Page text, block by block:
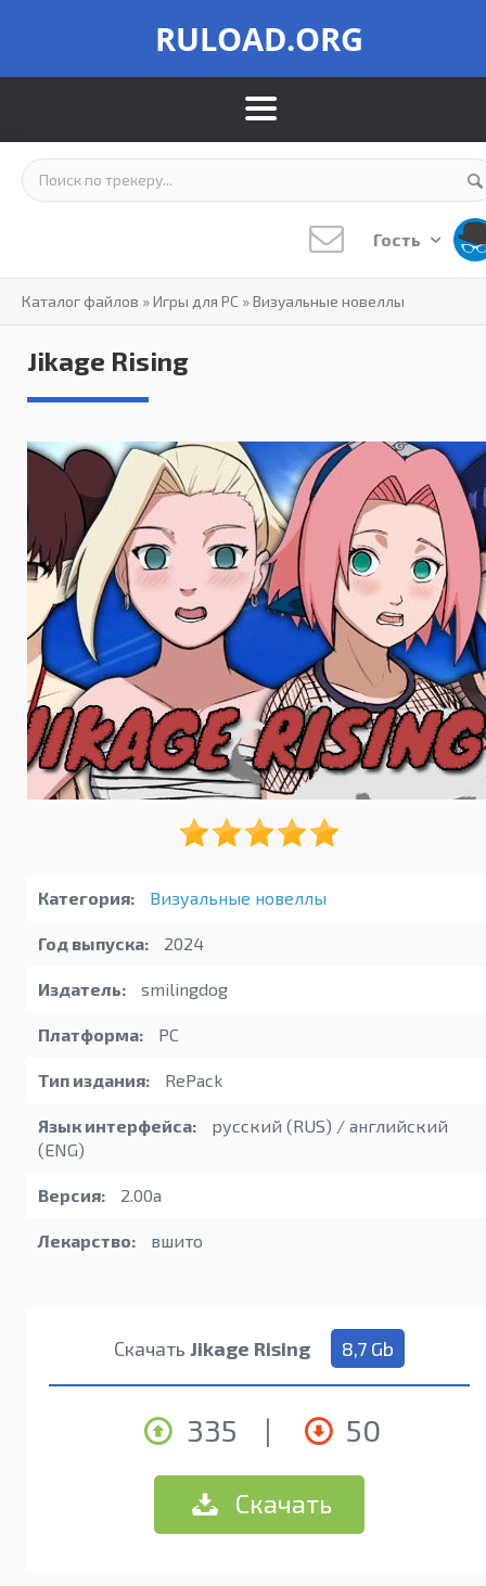
RULOAD.ORG
Гость
Каталог файлов »Игры для PC »Визуальные новеллы
Jikage Rising
Категория: Визуальные новеллы
Год выпуска: 2024
Издатель: smilingdog
Платформа: PC
Тип издания: RePack
Язык интерфейса:
русский (RUS) / английский
(ENG)
Версия: 2.00a
Лекарство: вшито
Скачать Jikage Rising 8,7 Gb
335 | 50
Скачать